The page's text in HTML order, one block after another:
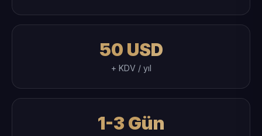
50 USD
+ KDV / yıl
1-3 Gün